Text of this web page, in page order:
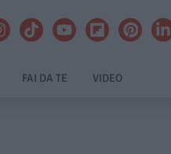
FAI DA TE VIDEO